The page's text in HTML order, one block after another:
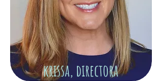
krissa, directora